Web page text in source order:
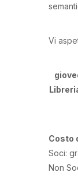
Vi
Costo
Soci:
Non